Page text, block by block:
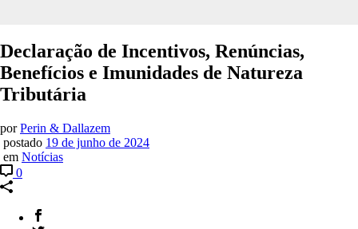
Declaração de Incentivos, Renúncias,
Benefícios e Imunidades de Natureza
Tributária
porPerin & Dallazem
postado 19 de junho de 2024
em Notícias
0